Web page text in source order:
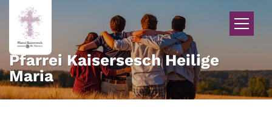
Zum Inhalt springen
Pfarrei Kaisersesch Heilige
Maria